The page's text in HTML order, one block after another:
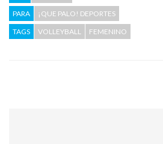
PARA
¡QUE PALO! DEPORTES
TAGS
VOLLEYBALL FEMENINO